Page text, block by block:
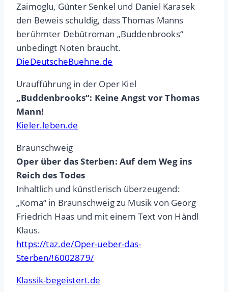
Zaimoglu, Günter Senkel und Daniel Karasek
den Beweis schuldig, dass Thomas Manns
berühmter Debütroman „Buddenbrooks“
unbedingt Noten braucht.
DieDeutscheBuehne.de
Uraufführung in der Oper Kiel
„Buddenbrooks“: Keine Angst vor Thomas
Mann!
Kieler.leben.de
Braunschweig
Oper über das Sterben: Auf dem Weg ins
Reich des Todes
Inhaltlich und künstlerisch überzeugend:
„Koma“ in Braunschweig zu Musik von Georg
Friedrich Haas und mit einem Text von Händl
Klaus.
https://taz.de/Oper-ueber-das-
Sterben/!6002879/
Klassik-begeistert.de